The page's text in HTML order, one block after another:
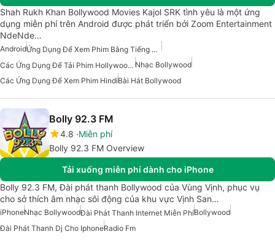
Shah Rukh Khan Bollywood Movies Kajol SRK tình yêu là một ứng
dụng miễn phí trên Android được phát triển bởi Zoom Entertainment
NdeNde…
Android
Ứng Dụng Để Xem Phim Bằng Tiếng Hindi
Các Ứng Dụng Để Tải Phim Hollywood Và Bollywood Nhạc Bollywood
Các Ứng Dụng Để Xem Phim HindiBài Hát Bollywood
Bolly 92.3 FM
4.8 Miễn phí
Bolly 92.3 FM Overview
Tải xuống miễn phí dành cho iPhone
Bolly 92.3 FM, Đài phát thanh Bollywood của Vùng Vịnh, phục vụ
cho sở thích âm nhạc sôi động của khu vực Vịnh San…
iPhoneNhạc BollywoodĐài Phát Thanh Internet Miễn PhíBollywood
Đài Phát Thanh Dj Cho IphoneRadio Fm